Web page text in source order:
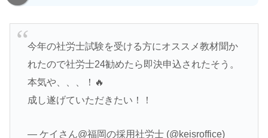
今年の社労士試験を受ける方にオススメ教材聞か
れたので社労士24勧めたら即決申込されたそう。
本気や、、、！🔥
成し遂げていただきたい！！
— ケイさん@福岡の採用社労士 (@keisroffice)